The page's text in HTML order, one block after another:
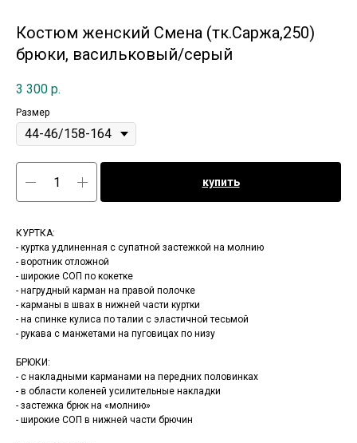
Костюм женский Смена (тк.Саржа,250)
брюки, васильковый/серый
3 300 р.
Размер
купить
КУРТКА:
- куртка удлиненная с супатной застежкой на молнию
- воротник отложной
- широкие СОП по кокетке
- нагрудный карман на правой полочке
- карманы в швах в нижней части куртки
- на спинке кулиса по талии с эластичной тесьмой
- рукава с манжетами на пуговицах по низу
БРЮКИ:
- с накладными карманами на передних половинках
- в области коленей усилительные накладки
- застежка брюк на «молнию»
- широкие СОП в нижней части брючин